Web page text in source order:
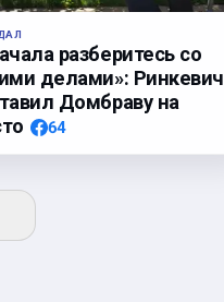
разберитесь со
делами»: Ринкевич
Домбраву на
64